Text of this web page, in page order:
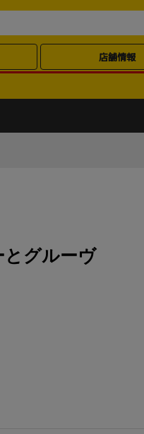
店舗情報
とグルーヴ